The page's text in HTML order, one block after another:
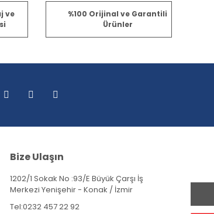
ve
%100 Orijinal ve Garantili
Ürünler
Bize Ulaşın
1202/1 Sokak No :93/E Büyük Çarşı İş
Merkezi Yenişehir - Konak / İzmir
Tel:0232 457 22 92